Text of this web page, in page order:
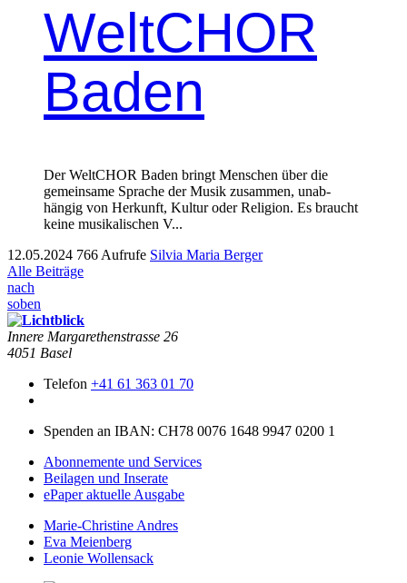
WeltCHOR
Baden
Der WeltCHOR Baden bringt Men­schen über die
gemein­same Sprache der Musik zusam­men, unab­
hängig von Herkun­ft, Kul­tur oder Reli­gion. Es braucht
keine musikalis­chen V...
12.05.2024 766 Aufrufe Silvia Maria Berger
Alle Beiträge
nach
soben
Innere Mar­garethen­strasse 26
4051 Basel
Telefon +41 61 363 01 70
Spenden an IBAN: CH78 0076 1648 9947 0200 1
Abonnemente und Services
Beilagen und Inserate
ePaper aktuelle Ausgabe
Marie-Christine Andres
Eva Meienberg
Leonie Wollensack